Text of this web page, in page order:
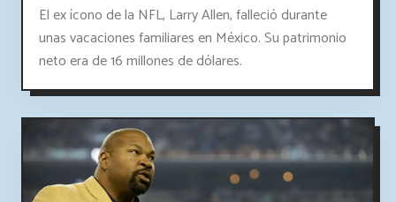
El ex ícono de la NFL, Larry Allen, falleció durante
unas vacaciones familiares en México. Su patrimonio
neto era de 16 millones de dólares.